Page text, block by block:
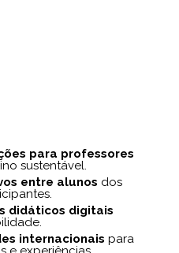
para professores
sustentável.
entre alunos dos
didáticos digitais
internacionais para